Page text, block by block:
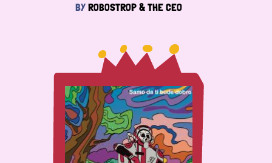
BYROBOSTROP & THE CEO